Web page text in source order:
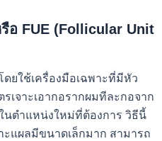
อ FUE (Follicular Unit
ยใช้เครื่องมือเฉพาะที่มีหัว
รเจาะเอากอรากผมทีละกอจาก
นตำแหน่งใหม่ที่ต้องการ วิธีนี้
ะแผลมีขนาดเล็กมาก สามารถ